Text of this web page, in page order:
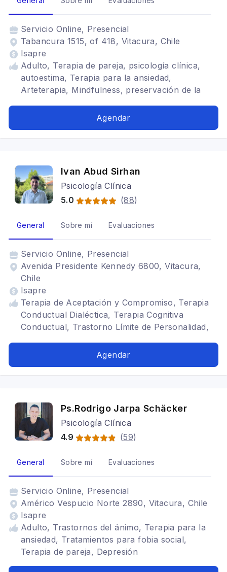
Servicio Online, Presencial
Tabancura 1515, of 418, Vitacura, Chile
Isapre
Adulto, Terapia de pareja, psicología clínica,
autoestima, Terapia para la ansiedad,
Arteterapia, Mindfulness, preservación de la
Ansiedad, Estrés postraumático, Tratamientos
Agendar
Ivan Abud Sirhan
Psicología Clínica
5.0
(88)
General Sobre mí Evaluaciones
Servicio Online, Presencial
Avenida Presidente Kennedy 6800, Vitacura,
Chile
Isapre
Terapia de Aceptación y Compromiso, Terapia
Conductual Dialéctica, Terapia Cognitiva
Conductual, Trastorno Límite de Personalidad,
Agendar
Ps.Rodrigo Jarpa Schäcker
Psicología Clínica
4.9
(59)
General Sobre mí Evaluaciones
Servicio Online, Presencial
Américo Vespucio Norte 2890, Vitacura, Chile
Isapre
Adulto, Trastornos del ánimo, Terapia para la
ansiedad, Tratamientos para fobia social,
Terapia de pareja, Depresión